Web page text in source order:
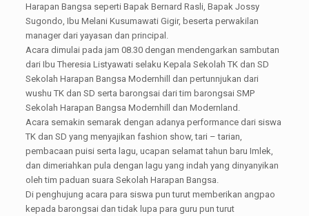
Harapan Bangsa seperti Bapak Bernard Rasli, Bapak Jossy
Sugondo, Ibu Melani Kusumawati Gigir, beserta perwakilan
manager dari yayasan dan principal.
Acara dimulai pada jam 08.30 dengan mendengarkan sambutan
dari Ibu Theresia Listyawati selaku Kepala Sekolah TK dan SD
Sekolah Harapan Bangsa Modernhill dan pertunnjukan dari
wushu TK dan SD serta barongsai dari tim barongsai SMP
Sekolah Harapan Bangsa Modernhill dan Modernland.
Acara semakin semarak dengan adanya performance dari siswa
TK dan SD yang menyajikan fashion show, tari – tarian,
pembacaan puisi serta lagu, ucapan selamat tahun baru Imlek,
dan dimeriahkan pula dengan lagu yang indah yang dinyanyikan
oleh tim paduan suara Sekolah Harapan Bangsa.
Di penghujung acara para siswa pun turut memberikan angpao
kepada barongsai dan tidak lupa para guru pun turut